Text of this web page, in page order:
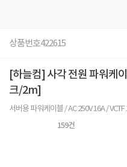
상품번호422615
[하늘컴] 사각 전원 파워케
크/2m]
서버용 파워케이블 / AC 250V 16A /
159건